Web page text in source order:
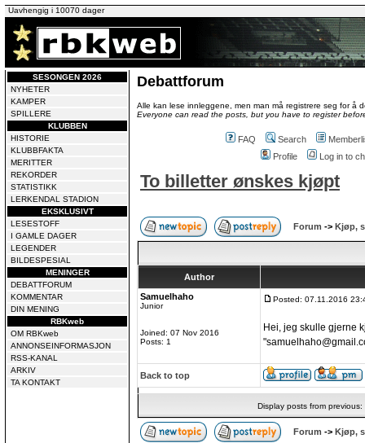
Uavhengig i 10070 dager
SESONGEN 2026
NYHETER
KAMPER
SPILLERE
KLUBBEN
HISTORIE
KLUBBFAKTA
MERITTER
REKORDER
STATISTIKK
LERKENDAL STADION
EKSKLUSIVT
LESESTOFF
I GAMLE DAGER
LEGENDER
BILDESPESIAL
MENINGER
DEBATTFORUM
KOMMENTAR
DIN MENING
RBKweb
OM RBKweb
ANNONSEINFORMASJON
RSS-KANAL
ARKIV
TA KONTAKT
Debattforum
Alle kan lese innleggene, men man må registrere seg for å
Everyone can read the posts, but you have to register
FAQ Search
Profile
Log in to
To billetter ønskes kjøpt
Forum -> Kjøp,
Author
Samuelhaho
Junior
Joined: 07 Nov 2016
Posts: 1
Posted: 07.11.2016
Hei, jeg skulle gjerne
Back to top
Display posts from previous:
Forum -> Kjøp,